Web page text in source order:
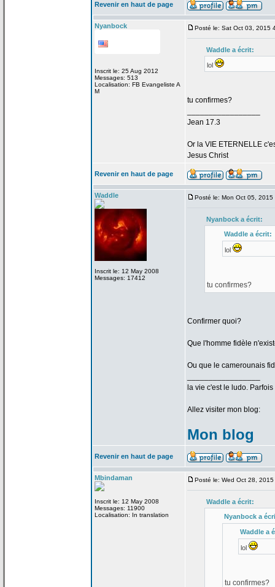
Revenir en haut de page
Nyanbock
Inscrit le: 25 Aug 2012
Messages: 513
Localisation: FB Evangeliste A
M
Posté le: Sat Oct 03, 2015
Waddle a écrit:
lol
tu confirmes?
Jean 17.3
Or la VIE ETERNELLE
Jesus Christ
Revenir en haut de page
Waddle
Inscrit le: 12 May 2008
Messages: 17412
Posté le: Mon Oct 05, 2015
Nyanbock a écrit:
Waddle aécrit:
lol
tu confirmes?
Confirmer quoi?
Que l'homme fidèle
Ou que le camerounais
la vie c'est le ludo.
Allez visiter mon blog:
Mon blog
Revenir en haut de page
Mbindaman
Inscrit le: 12 May 2008
Messages: 11900
Localisation: In translation
Posté le: Wed Oct 28,
Waddle a écrit:
Nyanbock a
Waddle a
lol
tu confirmes?